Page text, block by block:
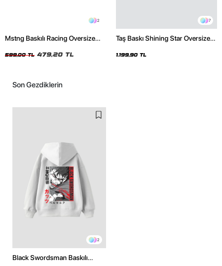
2
Mstng Baskılı Racing Oversize
599,00 TL 479,20 TL
7
Taş Baskı Shining Star Oversize
1.199,90 TL
Son Gezdiklerin
2
Black Swordsman Baskılı